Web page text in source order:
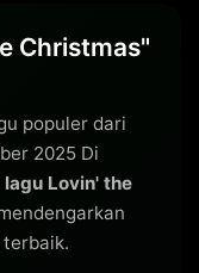
Christmas"
populer dari
2025 Di
Lovin' the